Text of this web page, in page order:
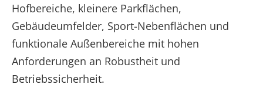
Hofbereiche, kleinere Parkflächen,
Gebäudeumfelder, Sport-Nebenflächen und
funktionale Außenbereiche mit hohen
Anforderungen an Robustheit und
Betriebssicherheit.